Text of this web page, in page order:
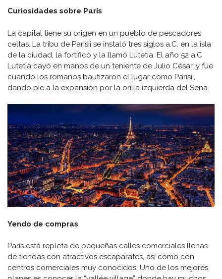
Curiosidades sobre París
La capital tiene su origen en un pueblo de pescadores
celtas. La tribu de Parisii se instaló tres siglos a.C. en la isla
de la ciudad, la fortificó y la llamó Lutetia. El año 52 a.C
Lutetia cayó en manos de un teniente de Julio César, y fue
cuando los romanos bautizaron el lugar como Parisii,
dando pie a la expansión por la orilla izquierda del Sena.
Yendo de compras
París está repleta de pequeñas calles comerciales llenas
de tiendas con atractivos escaparates, así como con
centros comerciales muy conocidos. Uno de los mejores